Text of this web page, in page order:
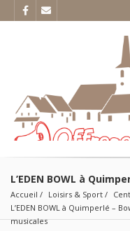
L’EDEN BOWL à
Accueil Loisirs & Sport
L’EDEN BOWL à Quimperlé –
musicales